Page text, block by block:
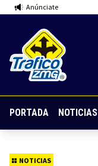
Anúnciate
PORTADA NOTICIAS
NOTICIAS